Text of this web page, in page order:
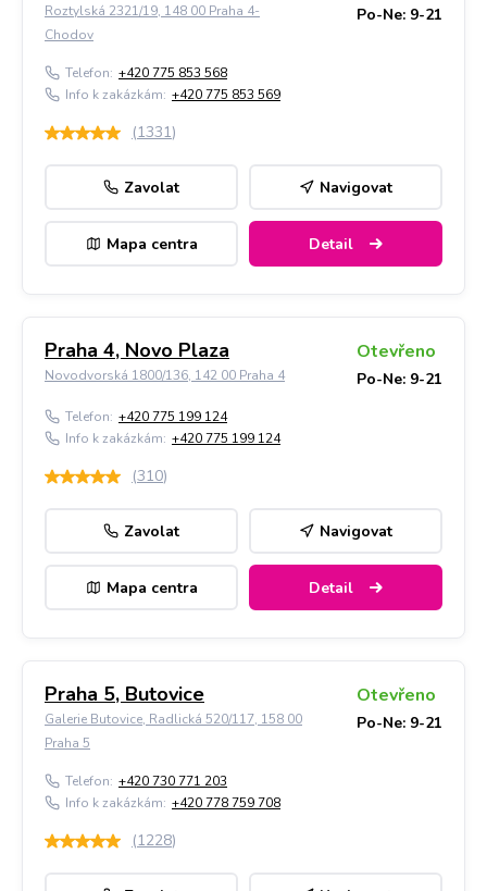
Roztylská 2321/19, 148 00 Praha 4-
Chodov
Po-Ne: 9-21
Telefon: +420 775 853 568
Info k zakázkám: +420 775 853 569
(1331)
Zavolat Navigovat
Mapa centra Detail
Praha 4, Novo Plaza
Novodvorská 1800/136, 142 00 Praha 4
Otevřeno
Po-Ne: 9-21
Telefon: +420 775 199 124
Info k zakázkám: +420 775 199 124
(310)
Zavolat Navigovat
Mapa centra Detail
Praha 5, Butovice
Galerie Butovice, Radlická 520/117, 158 00
Praha 5
Otevřeno
Po-Ne: 9-21
Telefon: +420 730 771 203
Info k zakázkám: +420 778 759 708
(1228)